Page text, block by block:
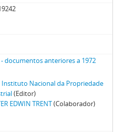
- documentos anteriores a 1972
Instituto Nacional da Propriedade
(Editor)
EDWIN TRENT(Colaborador)